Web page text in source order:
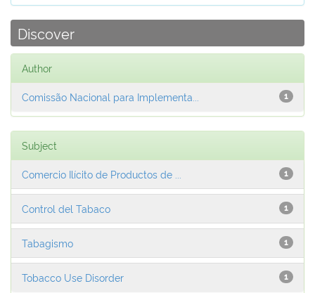
Discover
Author
1
Comissão Nacional para Implementa...
Subject
1
Comercio Ilícito de Productos de ...
1
Control del Tabaco
1
Tabagismo
1
Tobacco Use Disorder